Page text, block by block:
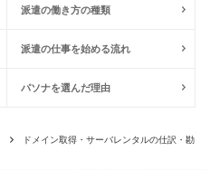
派遣の働き方の種類
派遣の仕事を始める流れ
パソナを選んだ理由
ドメイン取得・サーバレンタルの仕訳・勘